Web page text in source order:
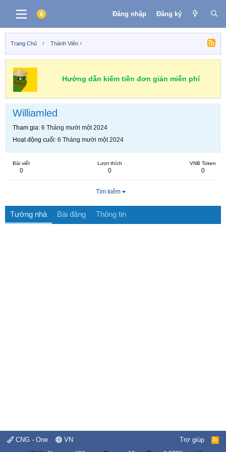
Đăng nhập Đăng ký
Trang Chủ Thành Viên
Hướng dẫn kiếm tiền đơn giản miễn phí
Williamled
Tham gia 6 Tháng mười một 2024
Hoạt động cuối 6 Tháng mười một 2024
Bài viết
0
Lượt thích
0
VNB Token
0
Tìm kiếm
Tường nhà Bài đăng Thông tin
CNG - One VN Trợ giúp
R